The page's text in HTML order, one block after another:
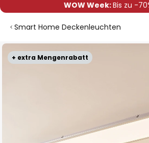
WOW Week:Bis zu -
Smart Home Deckenleuchten
+ extra Mengenrabatt
Zum
Ende